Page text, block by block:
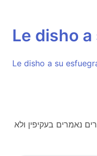
Le disho a
Le disho a su
נאמרים בעקיפין ולא